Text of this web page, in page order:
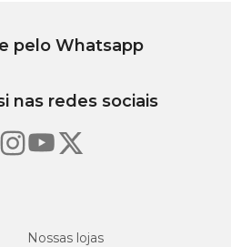
Nossas lojas
pelo Whatsapp
nas redes sociais